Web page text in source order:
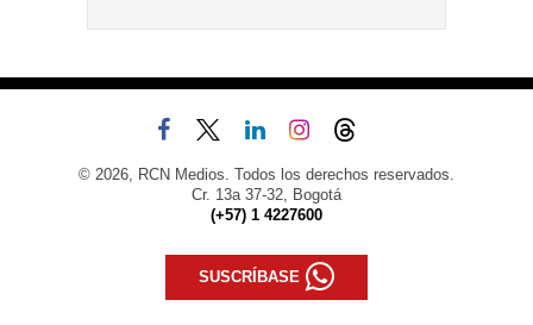
© 2026, RCN Medios. Todos los derechos reservados.
Cr. 13a 37-32, Bogotá
(+57) 1 4227600
SUSCRÍBASE